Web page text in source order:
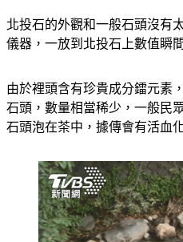
北投石的外觀和一般石頭沒有
由於裡頭含有珍貴成分鐳元素
石頭，數量相當稀少，一般民